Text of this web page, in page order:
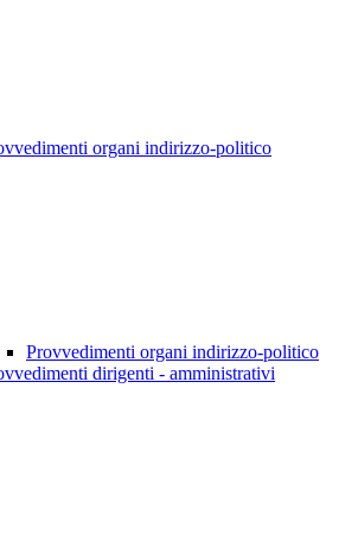
organi indirizzo-politico
Provvedimenti organi indirizzo-politico
dirigenti - amministrativi